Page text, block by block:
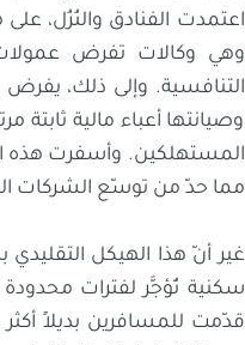
اعتمدت الفنادق والنُزُل،
وهي وكالات تفرض
التنافسية. وإلى ذلك، يفرض
وصيانتها أعباء مالية ثابتة
المستهلكين. وأسفرت هذه
مما حدّ من توسّع الشركات
سكنية تُؤجَّر لفترات محدودة
قدّمت للمسافرين بديلاً